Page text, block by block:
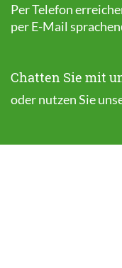
Per Telefon
per E-Mail
Chatten Sie mit
oder nutzen Sie